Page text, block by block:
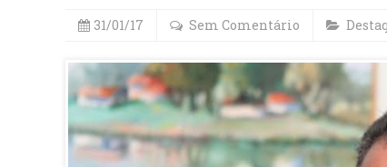
31/01/17 Sem Comentário